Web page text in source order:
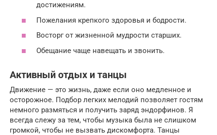
достижениям.
Пожелания крепкого здоровья и бодрости.
Восторг от жизненной мудрости старших.
Обещание чаще навещать и звонить.
Активный отдых и танцы
Движение — это жизнь, даже если оно медленное и
осторожное. Подбор легких мелодий позволяет гостям
немного размяться и получить заряд эндорфинов. Я
всегда слежу за тем, чтобы музыка была не слишком
громкой, чтобы не вызвать дискомфорта. Танцы